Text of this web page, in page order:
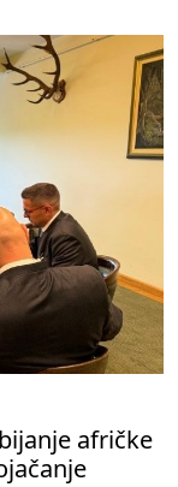
afričke